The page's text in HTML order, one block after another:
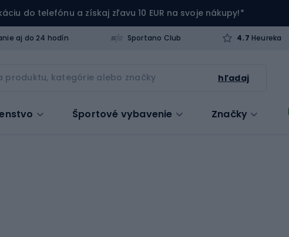
do telefónu a získaj zľavu 10 EUR na svoje nákupy!*
aj do 24 hodín Sportano Club 4.7 Heureka
hľadaj
Športové vybavenie Značky